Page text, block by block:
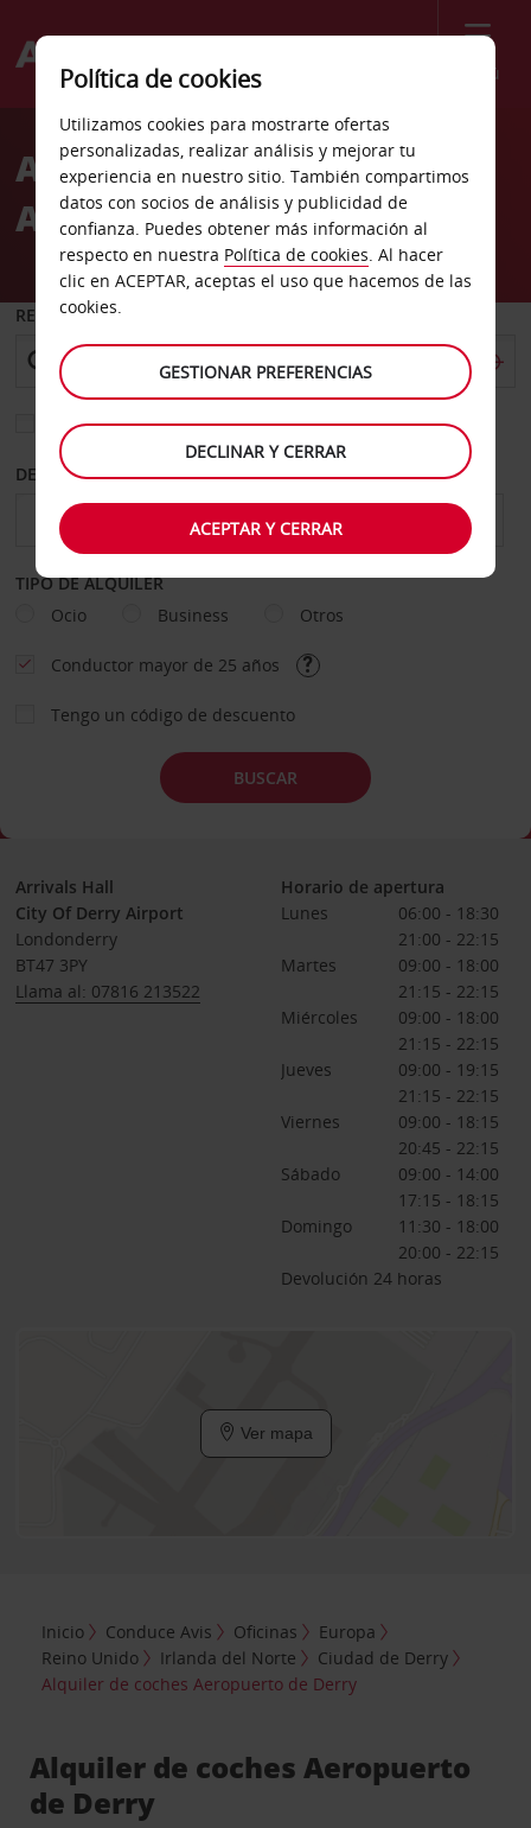
Menú
Welcome
AvisAlquiler de coches
Aeropuerto de Derry
RECOGER EN
Elegir otra oficina de devolución
DESDE HASTA
TIPO DE ALQUILER
Ocio
Business Otros
Conductor mayor de 25 años
Tengo un código de descuento
BUSCAR
Arrivals Hall
City Of Derry Airport
Londonderry
BT47 3PY
Llama al: 07816 213522
Horario de apertura
Lunes
06:00 - 18:30
21:00 - 22:15
Martes
09:00 - 18:00
21:15 - 22:15
Miércoles
09:00 - 18:00
21:15 - 22:15
Jueves
09:00 - 19:15
21:15 - 22:15
Viernes
09:00 - 18:15
20:45 - 22:15
Sábado
09:00 - 14:00
17:15 - 18:15
Domingo
11:30 - 18:00
20:00 - 22:15
Devolución 24 horas
Ver mapa
Inicio Conduce Avis Oficinas
Europa
Reino Unido
Irlanda del Norte
Ciudad de Derry
Alquiler de coches Aeropuerto de Derry
Alquiler de coches Aeropuerto
de Derry
Política de cookies
Utilizamos cookies para mostrarte ofertas
personalizadas, realizar análisis y mejorar tu
experiencia en nuestro sitio. También compartimos
datos con socios de análisis y publicidad de
confianza. Puedes obtener más información al
respecto en nuestra Política de cookies. Al hacer
clic en ACEPTAR, aceptas el uso que hacemos de las
cookies.
GESTIONAR PREFERENCIAS
DECLINAR Y CERRAR
ACEPTAR Y CERRAR